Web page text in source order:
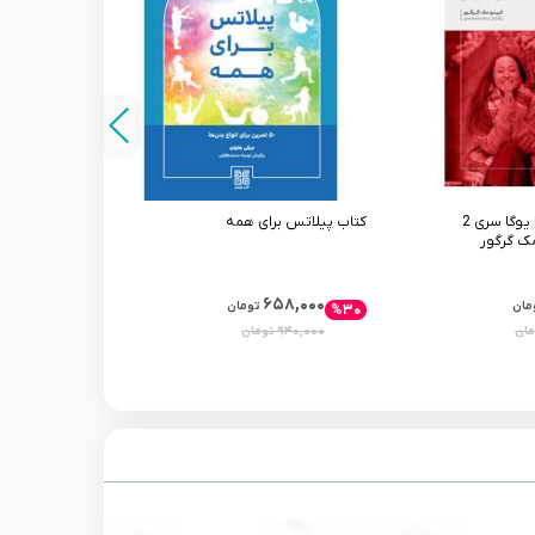
کتاب قدرت آشتانگا یوگا سری 2
گرگور
کتاب پیلاتس برای همه
۶۵۸,۰۰۰ تومان
۹۴۰,۰۰۰تومان
%۳۰